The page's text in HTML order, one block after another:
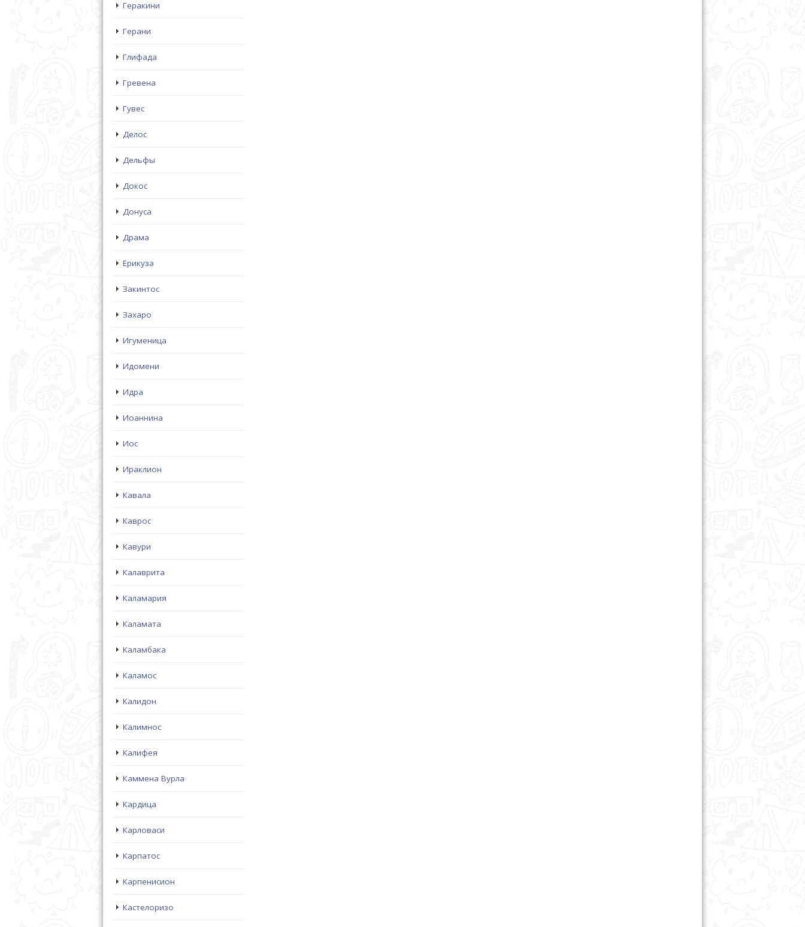
Геракини
Герани
Глифада
Гревена
Гувес
Делос
Дельфы
Докос
Донуса
Драма
Ерикуза
Закинтос
Захаро
Игуменица
Идомени
Идра
Иоаннина
Иос
Ираклион
Кавала
Каврос
Кавури
Калаврита
Каламария
Каламата
Каламбака
Каламос
Калидон
Калимнос
Калифея
Каммена Вурла
Кардица
Карловаси
Карпатос
Карпенисион
Кастелоризо